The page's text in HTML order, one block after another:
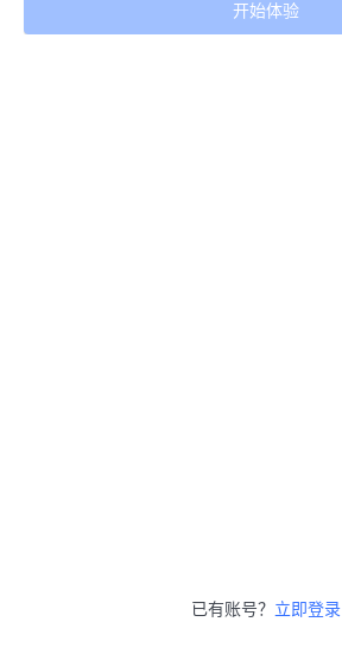
开始体验
已有账号？ 立即登录